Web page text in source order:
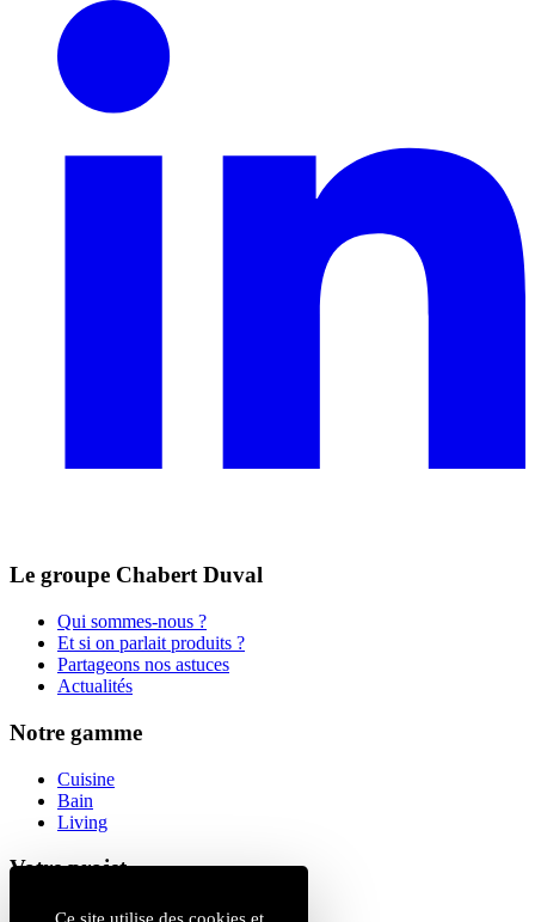
Le groupe Chabert Duval
Qui sommes-nous ?
Et si on parlait produits ?
Partageons nos astuces
Actualités
Notre gamme
Cuisine
Bain
Living
Votre projet
Magasins